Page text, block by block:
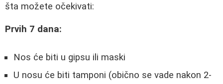
šta možete očekivati:
Prvih 7 dana:
Nos će biti u gipsu ili maski
U nosu će biti tamponi (obično se vade nakon 2-